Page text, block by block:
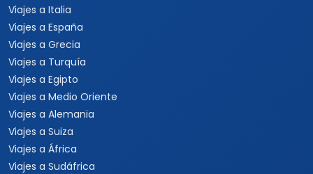
Viajes a Italia
Viajes a España
Viajes a Grecia
Viajes a Turquía
Viajes a Egipto
Viajes a Medio Oriente
Viajes a Alemania
Viajes a Suiza
Viajes a África
Viajes a Sudáfrica